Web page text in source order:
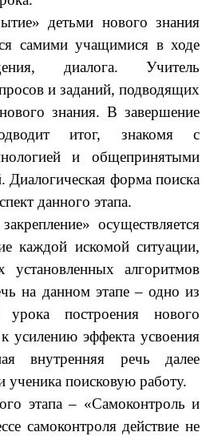
детьми нового знания
самими учащимися в ходе
диалога. Учитель
и заданий, подводящих
знания. В завершение
итог, знакомя с
и общепринятыми
Диалогическая форма поиска
данного этапа.
осуществляется
каждой искомой ситуации,
установленных алгоритмов
на данном этапе – одно из
построения нового
усилению эффекта усвоения
внутренняя речь далее
ученика поисковую работу.
этапа – «Самоконтроль и
самоконтроля действие не